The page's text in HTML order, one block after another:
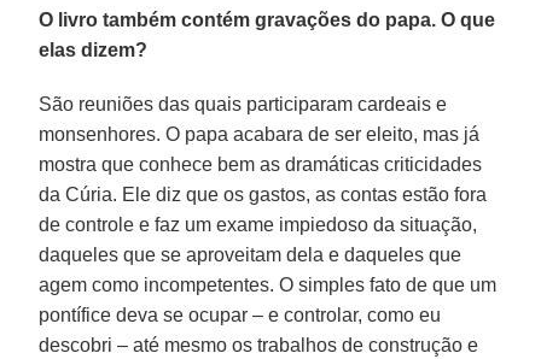
O livro também contém gravações do papa. O que
elas dizem?
São reuniões das quais participaram cardeais e
monsenhores. O papa acabara de ser eleito, mas já
mostra que conhece bem as dramáticas criticidades
da Cúria. Ele diz que os gastos, as contas estão fora
de controle e faz um exame impiedoso da situação,
daqueles que se aproveitam dela e daqueles que
agem como incompetentes. O simples fato de que um
pontífice deva se ocupar – e controlar, como eu
descobri – até mesmo os trabalhos de construção e